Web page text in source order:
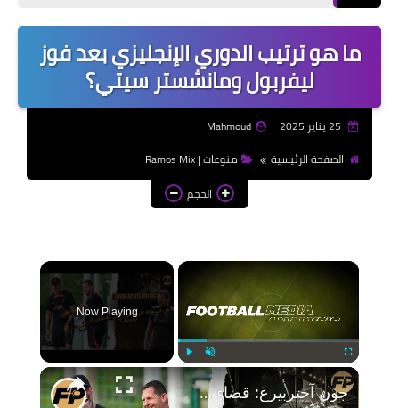
Radio
موضوعات تعبير | Essay
Topics
الذكاء الاصطناعي | Artificial
Intelligence
ما هو ترتيب الدوري الإنجليزي بعد فوز
ليفربول ومانشستر سيتي؟
Mahmoud
الصفحة الرئيسية
منوعات | Ramos Mix
الحجم
×
Play Unmute Fullscreen
Now Playing
جون آختربيرغ: قضاء 15 سنة مع ليفربول كان حلم تحقق